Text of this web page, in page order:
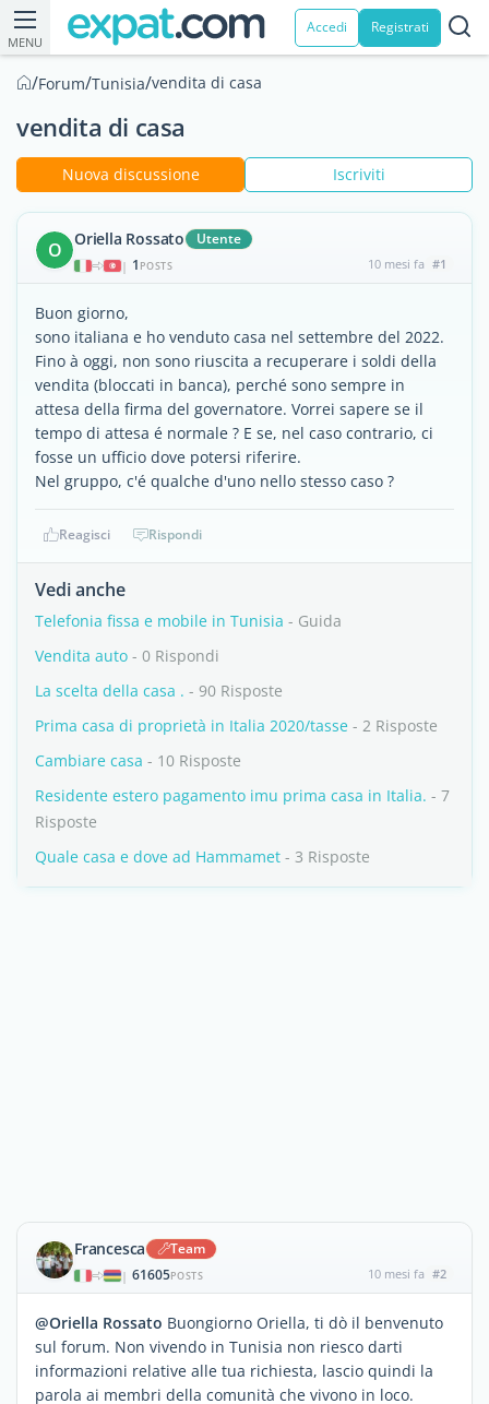
MENU
Accedi Registrati
/Forum/Tunisia/vendita di casa
vendita di casa
Nuova discussione Iscriviti
O Oriella Rossato Utente
| 1 POSTS 10 mesi fa #1
Buon giorno,
sono italiana e ho venduto casa nel settembre del 2022.
Fino à oggi, non sono riuscita a recuperare i soldi della
vendita (bloccati in banca), perché sono sempre in
attesa della firma del governatore. Vorrei sapere se il
tempo di attesa é normale ? E se, nel caso contrario, ci
fosse un ufficio dove potersi riferire.
Nel gruppo, c'é qualche d'uno nello stesso caso ?
Reagisci Rispondi
Vedi anche
Telefonia fissa e mobile in Tunisia - Guida
Vendita auto - 0 Rispondi
La scelta della casa . - 90 Risposte
Prima casa di proprietà in Italia 2020/tasse - 2 Risposte
Cambiare casa - 10 Risposte
Residente estero pagamento imu prima casa in Italia. - 7
Risposte
Quale casa e dove ad Hammamet - 3 Risposte
Francesca Team
| 61605POSTS 10 mesi fa #2
@Oriella Rossato Buongiorno Oriella, ti dò il benvenuto
sul forum. Non vivendo in Tunisia non riesco darti
informazioni relative alle tua richiesta, lascio quindi la
parola ai membri della comunità che vivono in loco.